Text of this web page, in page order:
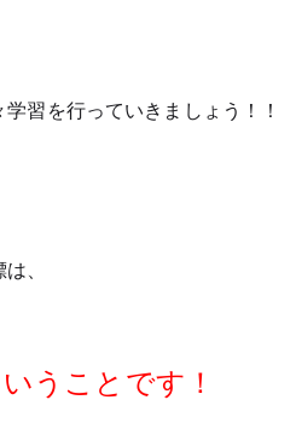
習を行っていきましょう！！
、
うことです！